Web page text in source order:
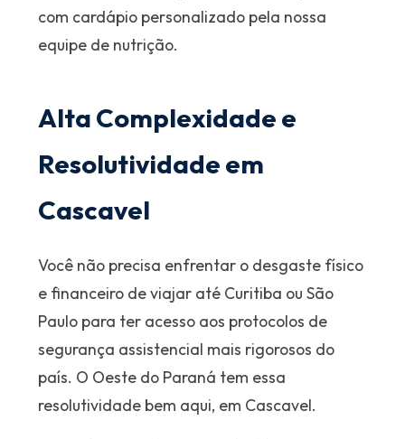
com cardápio personalizado pela nossa
equipe de nutrição.
Alta Complexidade e
Resolutividade em
Cascavel
Você não precisa enfrentar o desgaste físico
e financeiro de viajar até Curitiba ou São
Paulo para ter acesso aos protocolos de
segurança assistencial mais rigorosos do
país. O Oeste do Paraná tem essa
resolutividade bem aqui, em Cascavel.